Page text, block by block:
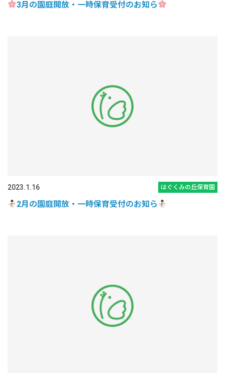
3月の園庭開放・一時保育受付のお知ら
2023.1.16 はぐくみの丘保育園
2月の園庭開放・一時保育受付のお知ら